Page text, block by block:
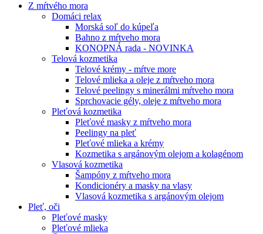
Z mŕtvého mora
Domáci relax
Morská soľ do kúpeľa
Bahno z mŕtveho mora
KONOPNÁ rada - NOVINKA
Telová kozmetika
Telové krémy - mŕtve more
Telové mlieka a oleje z mŕtveho mora
Telové peelingy s minerálmi mŕtveho mora
Sprchovacie gély, oleje z mŕtveho mora
Pleťová kozmetika
Pleťové masky z mŕtveho mora
Peelingy na pleť
Pleťové mlieka a krémy
Kozmetika s argánovým olejom a kolagénom
Vlasová kozmetika
Šampóny z mŕtveho mora
Kondicionéry a masky na vlasy
Vlasová kozmetika s argánovým olejom
Pleť, oči
Pleťové masky
Pleťové mlieka